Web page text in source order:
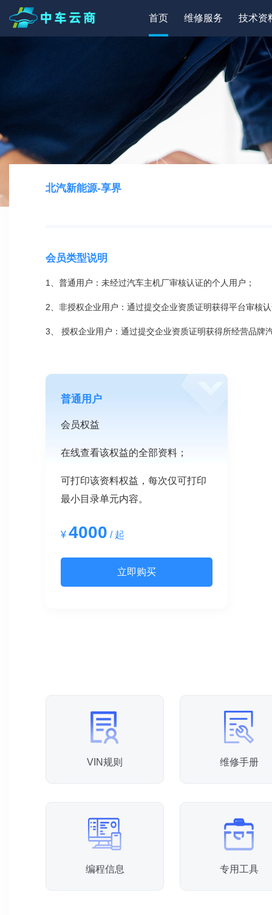
首页 维修服务 技术资
北汽新能源-享界
会员类型说明
1、普通用户：未经过汽车主机厂审核认证的个人用户；
2、非授权企业用户：通过提交企业资质证明获得平台审核
3、 授权企业用户：通过提交企业资质证明获得所经营品牌
普通用户
会员权益
在线查看该权益的全部资料；
可打印该资料权益，每次仅可打印
最小目录单元内容。
¥ 4000 / 起
立即购买
VIN规则 维修手册
编程信息 专用工具